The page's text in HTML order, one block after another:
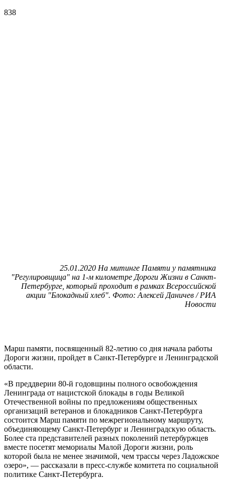
838
25.01.2020 На митинге Памяти у памятника
"Регулировщица" на 1-м километре Дороги Жизни в Санкт-
Петербурге, который проходит в рамках Всероссийской
акции "Блокадный хлеб". Фото: Алексей Даничев / РИА
Новости
Марш памяти, посвященный 82-летию со дня начала работы
Дороги жизни, пройдет в Санкт-Петербурге и Ленинградской
области.
«В преддверии 80-й годовщины полного освобождения
Ленинграда от нацистской блокады в годы Великой
Отечественной войны по предложениям общественных
организаций ветеранов и блокадников Санкт-Петербурга
состоится Марш памяти по межрегиональному маршруту,
объединяющему Санкт-Петербург и Ленинградскую область.
Более ста представителей разных поколений петербуржцев
вместе посетят мемориалы Малой Дороги жизни, роль
которой была не менее значимой, чем трассы через Ладожское
озеро», — рассказали в пресс-службе комитета по социальной
политике Санкт-Петербурга.